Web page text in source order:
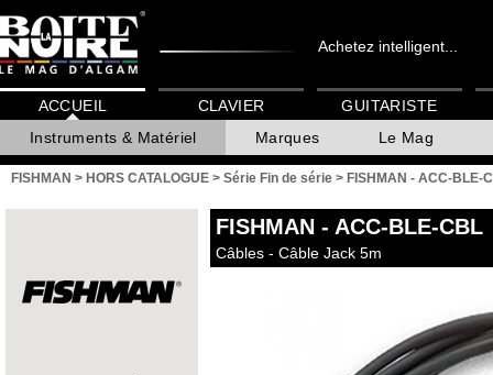
Achetez intelligent...
ACCUEIL
Instruments & Matériel
Marques Le Mag
CLAVIER GUITARISTE
FISHMAN > HORS CATALOGUE > Série Fin de série > FISHMAN - ACC-BLE-
FISHMAN - ACC-BLE-CBL
Câbles - Câble Jack 5m